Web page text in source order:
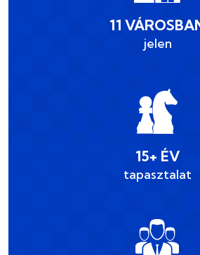
11
jelen
15+ ÉV
tapasztalat